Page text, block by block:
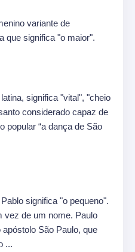
variante de
que significa "o maior".
significa "vital", "cheio
considerado capaz de
popular “a dança de São
significa "o pequeno".
vez de um nome. Paulo
São Paulo, que
...